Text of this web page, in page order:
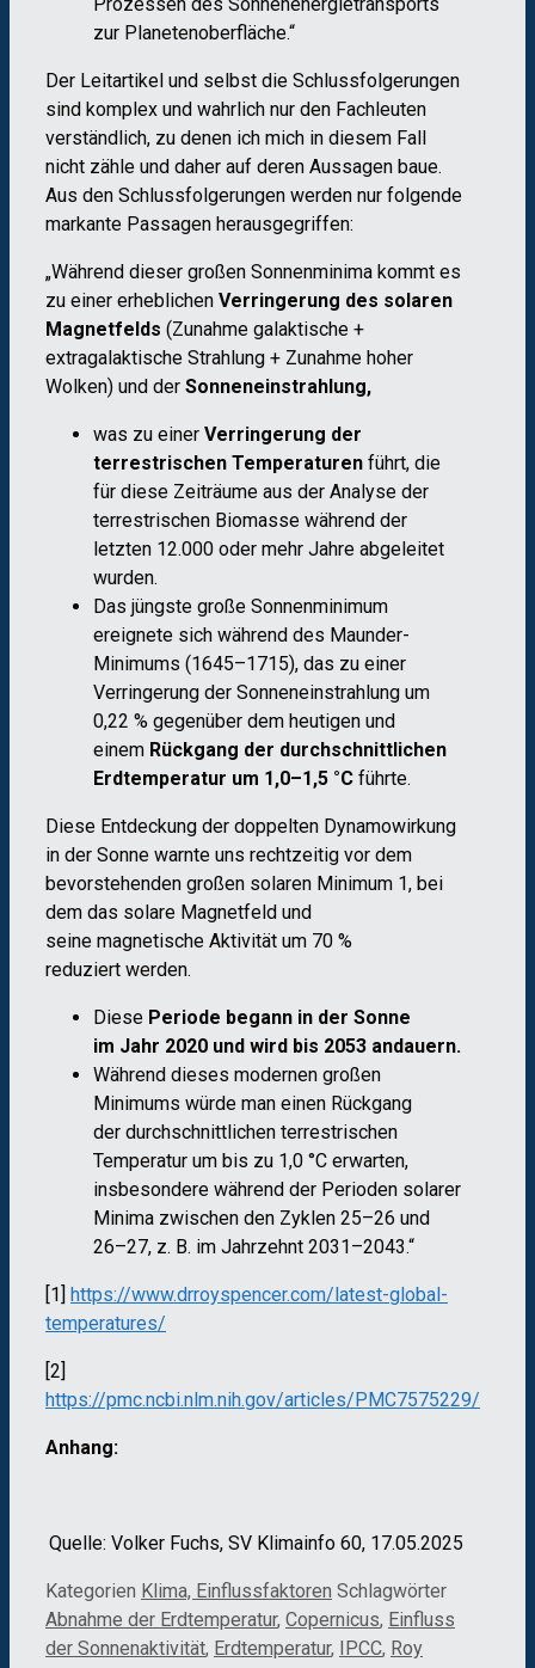
zur Planetenoberfläche.“
Der Leitartikel und selbst die Schlussfolgerungen
sind komplex und wahrlich nur den Fachleuten
verständlich, zu denen ich mich in diesem Fall
nicht zähle und daher auf deren Aussagen baue.
Aus den Schlussfolgerungen werden nur folgende
markante Passagen herausgegriffen:
„Während dieser großen Sonnenminima kommt es
zu einer erheblichen Verringerung des solaren
Magnetfelds (Zunahme galaktische +
extragalaktische Strahlung + Zunahme hoher
Wolken) und der Sonneneinstrahlung,
was zu einer Verringerung der
terrestrischen Temperaturen führt, die
für diese Zeiträume aus der Analyse der
terrestrischen Biomasse während der
letzten 12.000 oder mehr Jahre abgeleitet
wurden.
Das jüngste große Sonnenminimum
ereignete sich während des Maunder-
Minimums (1645–1715), das zu einer
Verringerung der Sonneneinstrahlung um
0,22 % gegenüber dem heutigen und
einem Rückgang der durchschnittlichen
Erdtemperatur um 1,0–1,5 °C führte.
Diese Entdeckung der doppelten Dynamowirkung
in der Sonne warnte uns rechtzeitig vor dem
bevorstehenden großen solaren Minimum 1, bei
dem das solare Magnetfeld und
seine magnetische Aktivität um 70 %
reduziert werden.
Diese Periode begann in der Sonne
im Jahr 2020 und wird bis 2053 andauern.
Während dieses modernen großen
Minimums würde man einen Rückgang
der durchschnittlichen terrestrischen
Temperatur um bis zu 1,0 °C erwarten,
insbesondere während der Perioden solarer
Minima zwischen den Zyklen 25–26 und
26–27, z. B. im Jahrzehnt 2031–2043.“
[1] https://www.drroyspencer.com/latest-global-
temperatures/
[2]
https://pmc.ncbi.nlm.nih.gov/articles/PMC7575229/
Anhang:
Quelle: Volker Fuchs, SV Klimainfo 60, 17.05.2025
Kategorien Klima, Einflussfaktoren Schlagwörter
Abnahme der Erdtemperatur, Copernicus, Einfluss
der Sonnenaktivität, Erdtemperatur, IPCC, Roy